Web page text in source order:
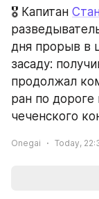
🎖️ Капитан
дня прорыв в
засаду:
продолжал
ран по дороге
чеченского
Onegai Today,